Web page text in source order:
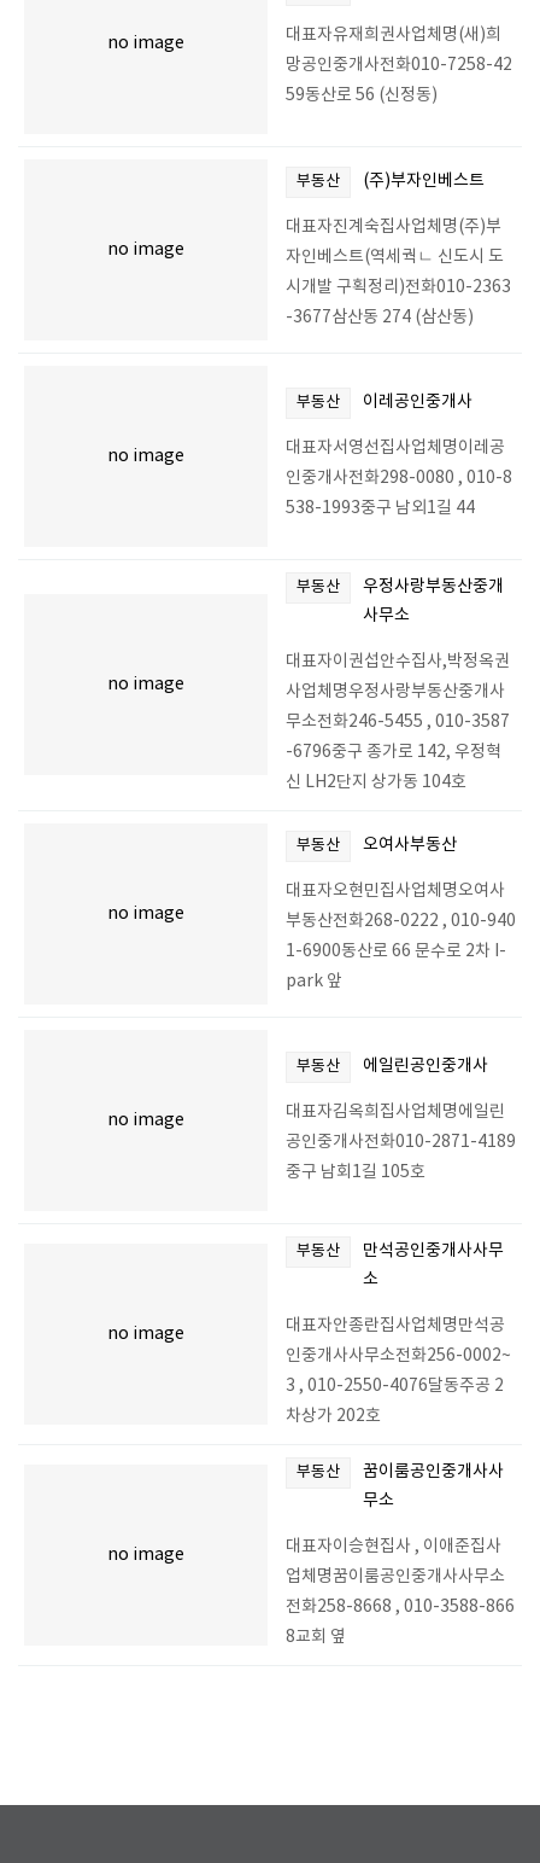
no image
대표자유재희권사업체명(새)희
망공인중개사전화010-7258-42
59동산로 56 (신정동)
no image
부동산 (주)부자인베스트
대표자진계숙집사업체명(주)부
자인베스트(역세궉ㄴ 신도시 도
시개발 구획정리)전화010-2363
-3677삼산동 274 (삼산동)
no image
부동산 이레공인중개사
대표자서영선집사업체명이레공
인중개사전화298-0080 , 010-8
538-1993중구 남외1길 44
no image
부동산
우정사랑부동산중개
사무소
대표자이권섭안수집사,박정옥권
사업체명우정사랑부동산중개사
무소전화246-5455 , 010-3587
-6796중구 종가로 142, 우정혁
신 LH2단지 상가동 104호
no image
부동산 오여사부동산
대표자오현민집사업체명오여사
부동산전화268-0222 , 010-940
1-6900동산로 66 문수로 2차 I-
park 앞
no image
부동산 에일린공인중개사
대표자김옥희집사업체명에일린
공인중개사전화010-2871-4189
중구 남회1길 105호
no image
부동산
만석공인중개사사무
소
대표자안종란집사업체명만석공
인중개사사무소전화256-0002~
3 , 010-2550-4076달동주공 2
차상가 202호
no image
부동산
꿈이룸공인중개사사
무소
대표자이승현집사 , 이애준집사
업체명꿈이룸공인중개사사무소
전화258-8668 , 010-3588-866
8교회 옆